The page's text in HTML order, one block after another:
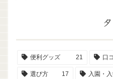
便利グッズ 21 口
選び方 17 入園・